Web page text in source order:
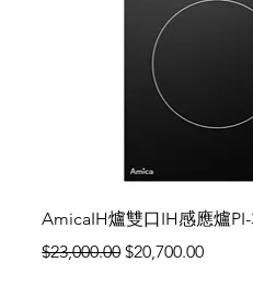
快速瀏
AmicaIH爐雙口IH感應爐PI-
一般價格
$23,000.00 促銷價格
$20,700.00